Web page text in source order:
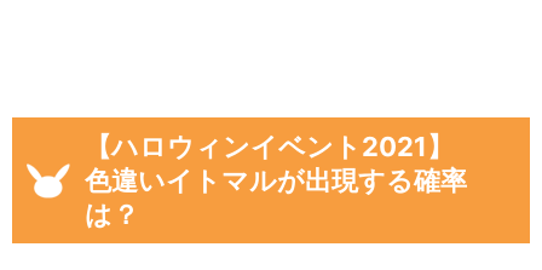
「現時点のイトマルを見つけた数(イベント開始
後)」から「イベント開始前のイトマルを見つけ
た数」を引いた数が自動計算され反映されるよ
うになっています。
【ハロウィンイベント2021】
色違いイトマルが出現する確率
は？